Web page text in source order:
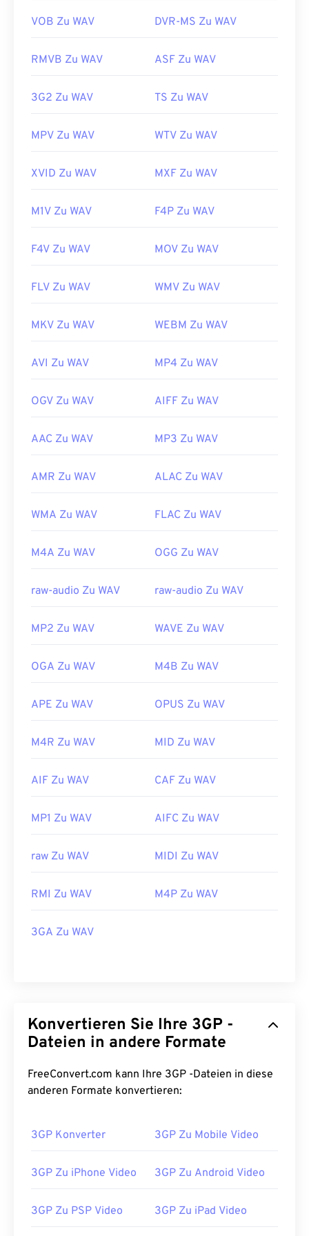
Erstveröffentlichung:
1997
Nützliche Links:
https://www.3gpp.org/
unterstützt WAV-Dateien.
Erstveröffentlichung:
1991
https://www.techopedia.com/definition/12636/
VOB Zu WAV DVR-MS Zu WAV
RMVB Zu WAV ASF Zu WAV
3G2 Zu WAV TS Zu WAV
MPV Zu WAV WTV Zu WAV
XVID Zu WAV MXF Zu WAV
M1V Zu WAV F4P Zu WAV
F4V Zu WAV MOV Zu WAV
FLV Zu WAV WMV Zu WAV
MKV Zu WAV WEBM Zu WAV
AVI Zu WAV MP4 Zu WAV
OGV Zu WAV AIFF Zu WAV
AAC Zu WAV MP3 Zu WAV
AMR Zu WAV ALAC Zu WAV
WMA Zu WAV FLAC Zu WAV
M4A Zu WAV OGG Zu WAV
raw-audio Zu WAV raw-audio Zu WAV
MP2 Zu WAV WAVE Zu WAV
OGA Zu WAV M4B Zu WAV
APE Zu WAV OPUS Zu WAV
M4R Zu WAV MID Zu WAV
AIF Zu WAV CAF Zu WAV
MP1 Zu WAV AIFC Zu WAV
raw Zu WAV MIDI Zu WAV
RMI Zu WAV M4P Zu WAV
3GA Zu WAV
Konvertieren Sie Ihre 3GP -
Dateien in andere Formate
FreeConvert.com kann Ihre 3GP -Dateien in diese
anderen Formate konvertieren:
3GP Konverter 3GP Zu Mobile Video
3GP Zu iPhone Video 3GP Zu Android Video
3GP Zu PSP Video 3GP Zu iPad Video